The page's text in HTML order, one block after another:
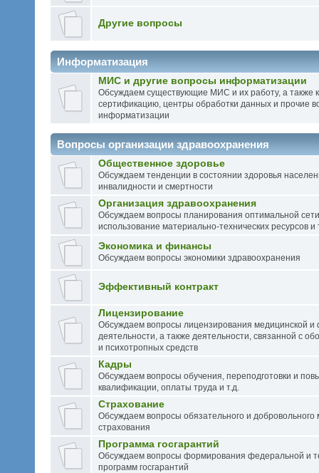
Другие вопросы
Информатизация
МИС и другие вопросы информатизации
Обсуждаем существующие МИС и их работу, а также
сертификацию, центры обработки данных и прочие
информатизации
Вопросы организации здравоохранения
Общественное здоровье
Обсуждаем тенденции в состоянии здоровья
инвалидности и смертности
Организация здравоохранения
Обсуждаем вопросы планирования оптимальной
использование материально-технических ресурсов и
Экономика и финансы
Обсуждаем вопросы экономики здравоохранения
Эффективный контракт
Лицензирование
Обсуждаем вопросы лицензирования медицинской и
деятельности, a также деятельности, связанной с
и психотропных средств
Кадры
Обсуждаем вопросы обучения, переподготовки и
квалификации, оплаты труда и т.д.
Страхование
Обсуждаем вопросы обязательного и добровольного
страхования
Программа госгарантий
Обсуждаем вопросы формирования федеральной и
программ госгарантий